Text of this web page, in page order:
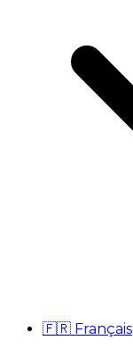
🇫🇷 Français